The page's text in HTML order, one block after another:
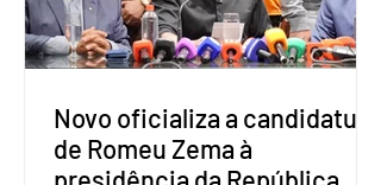
no quarto trimestre de 2025, os
empreendedores 60+ formalizados
atingiram o maior rendime
Novo oficializa a candidatura
de Romeu Zema à